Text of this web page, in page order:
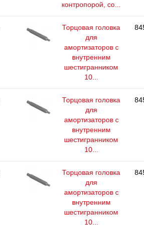
контропорой, со...
Торцовая головка
для
амортизаторов с
внутренним
шестигранником
10...
Торцовая головка
для
амортизаторов с
внутренним
шестигранником
10...
Торцовая головка
для
амортизаторов с
внутренним
шестигранником
10...